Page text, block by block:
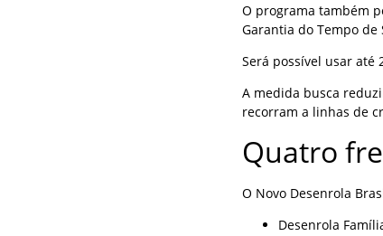
O programa também
Garantia do Tempo de
Será possível usar até
A medida busca
recorram a linhas de
Quatro
O Novo Desenrola
Desenrola